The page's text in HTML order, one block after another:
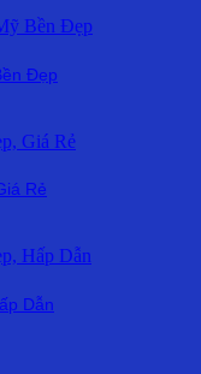
Đẹp
Rẻ
Dẫn